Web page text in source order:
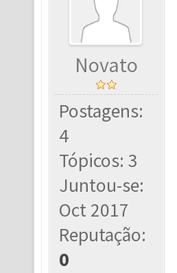
Novato
Postagens:
4
Tópicos: 3
Juntou-se:
Oct 2017
Reputação:
0